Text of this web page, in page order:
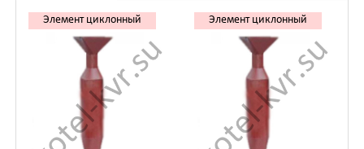
Элемент циклонный
БЦ 512 Т 209.01.500А
Элемент циклонный
БЦ 512 Т
209.01.500А-01